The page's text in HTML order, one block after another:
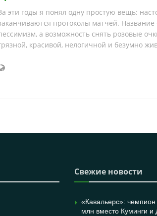
эти годы я понял одну простую вещь:
протоколы матчей.
а возможность снять розовые
красивой, нелогичной и безумно
Свежие новости
«Кавальерс»:
млн вместо Куминги и